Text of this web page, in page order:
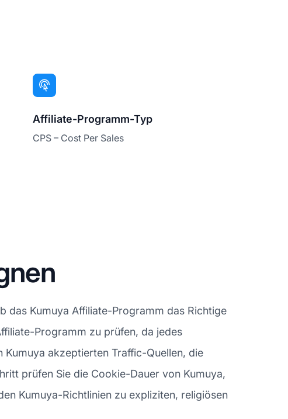
Affiliate-Programm-Typ
CPS – Cost Per Sales
das Kumuya Affiliate-Programm das Richtige
Programm zu prüfen, da jedes
akzeptierten Traffic-Quellen, die
prüfen Sie die Cookie-Dauer von Kumuya,
Kumuya-Richtlinien zu expliziten, religiösen